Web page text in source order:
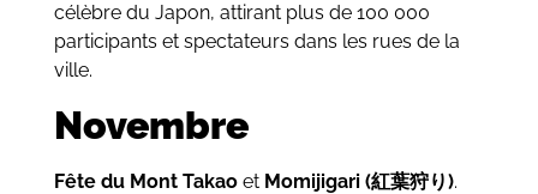
célèbre du Japon, attirant plus de 100 000
participants et spectateurs dans les rues de la
ville.
Novembre
Fête du Mont Takaoet Momijigari (紅葉狩り).